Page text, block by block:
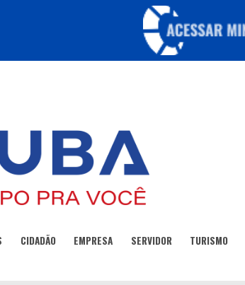
CIDADÃO EMPRESA SERVIDOR TURISMO